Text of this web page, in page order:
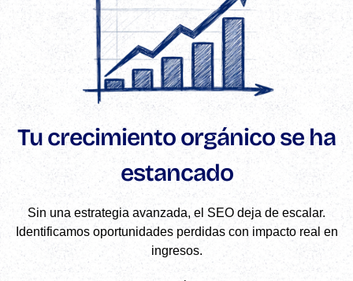
Tu crecimiento orgánico se ha
estancado
Sin una estrategia avanzada, el SEO deja de escalar.
Identificamos oportunidades perdidas con impacto real en
ingresos.